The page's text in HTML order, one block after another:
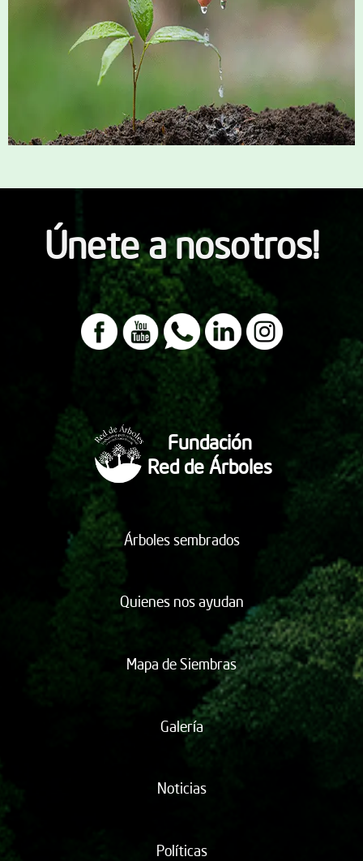
Únete a nosotros!
Fundación
Red de Árboles
Árboles sembrados
Quienes nos ayudan
Mapa de Siembras
Galería
Noticias
Políticas